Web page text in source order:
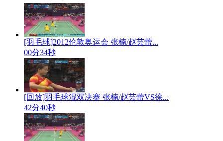
[羽毛球]2012伦敦奥运会 张楠/赵芸蕾...
00分34秒
[回放]羽毛球混双决赛 张楠/赵芸蕾VS徐...
42分40秒